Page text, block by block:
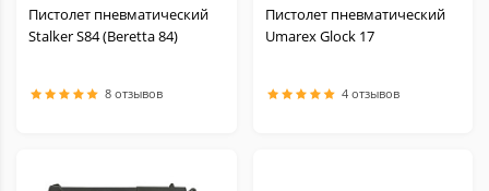
Пистолет пневматический
Stalker S84 (Beretta 84)
8 отзывов
Пистолет пневматический
Umarex Glock 17
4 отзывов